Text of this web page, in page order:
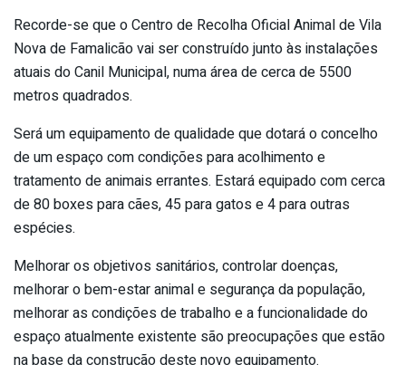
Recorde-se que o Centro de Recolha Oficial Animal de Vila
Nova de Famalicão vai ser construído junto às instalações
atuais do Canil Municipal, numa área de cerca de 5500
metros quadrados.
Será um equipamento de qualidade que dotará o concelho
de um espaço com condições para acolhimento e
tratamento de animais errantes. Estará equipado com cerca
de 80 boxes para cães, 45 para gatos e 4 para outras
espécies.
Melhorar os objetivos sanitários, controlar doenças,
melhorar o bem-estar animal e segurança da população,
melhorar as condições de trabalho e a funcionalidade do
espaço atualmente existente são preocupações que estão
na base da construção deste novo equipamento.